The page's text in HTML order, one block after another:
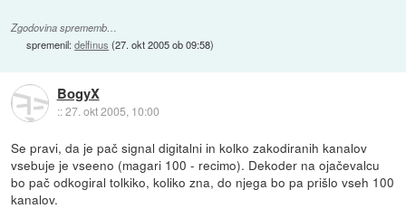
Zgodovina sprememb…
spremenil:delfinus (27. okt 2005 ob 09:58)
BogyX
::27. okt 2005, 10:00
Se pravi, da je pač signal digitalni in kolko zakodiranih kanalov
vsebuje je vseeno (magari 100 - recimo). Dekoder na ojačevalcu
bo pač odkogiral tolkiko, koliko zna, do njega bo pa prišlo vseh 100
kanalov.